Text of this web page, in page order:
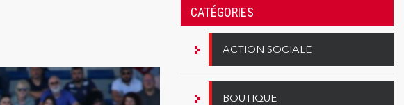
CATÉGORIES
ACTION SOCIALE
BOUTIQUE